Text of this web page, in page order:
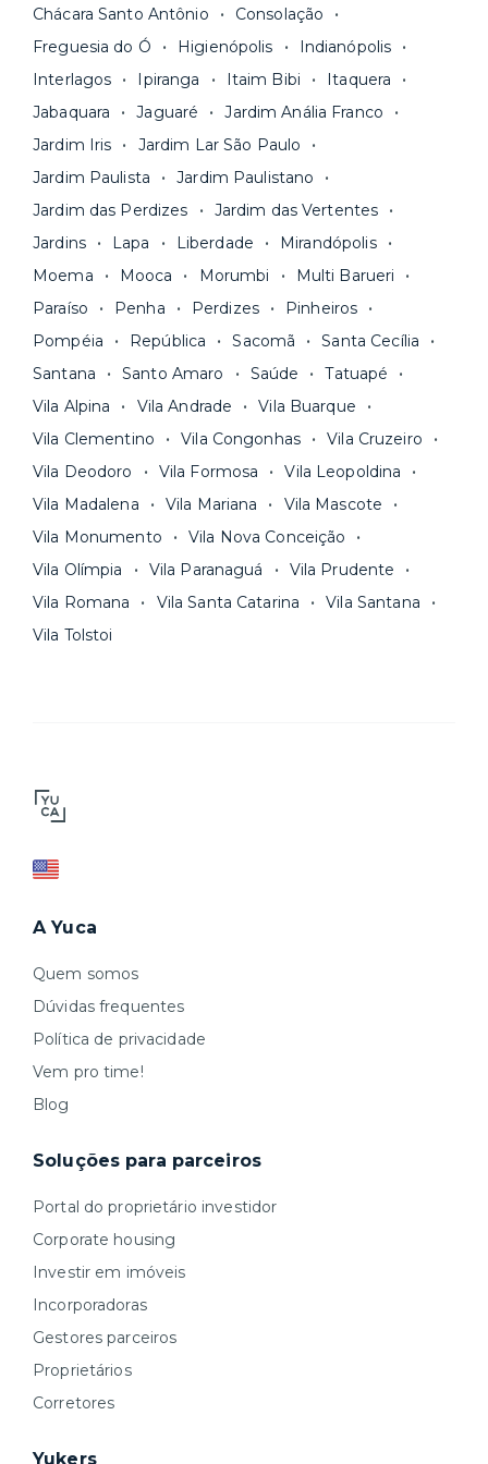
Os moradores ainda contam com a facilidade de
pagar todas as contas do mês junto com o
aluguel, em um boleto único. Quer ainda mais
praticidade? Escolha uma unidade com serviços
inclusos e solicite suporte e manutenção para a
nossa equipe via app.
Seja uma mala ou um caminhão de mudança: é
só levar as suas coisas e começar a morar.
ideal para o seu momento de vida na página das
A melhor parte é que todo oprocesso de
documentação pelo site da Yuca e assina o
contrato na tela do seu computador ou celular.
Simples, seguro e sem burocracia!
Chácara Santo Antônio
Consolação
Freguesia do Ó
Higienópolis
Indianópolis
Interlagos
Ipiranga Itaim Bibi
Itaquera
Jabaquara
Jaguaré
Jardim Anália Franco
Jardim Iris
Jardim Lar São Paulo
Jardim Paulista
Jardim Paulistano
Jardim das Perdizes
Jardim das Vertentes
Jardins
Lapa Liberdade
Mirandópolis
Moema
Mooca Morumbi
Multi Barueri
Paraíso
Penha Perdizes
Pinheiros
Pompéia
República Sacomã
Santa Cecília
Santana
Santo Amaro Saúde
Tatuapé
Vila Alpina
Vila Andrade
Vila Buarque
Vila Clementino
Vila Congonhas
Vila Cruzeiro
Vila Deodoro
Vila Formosa
Vila Leopoldina
Vila Madalena
Vila Mariana
Vila Mascote
Vila Monumento
Vila Nova Conceição
Vila Olímpia
Vila Paranaguá
Vila Prudente
Vila Romana
Vila Santa Catarina
Vila Santana
Vila Tolstoi
A Yuca
Quem somos
Dúvidas frequentes
Política de privacidade
Vem pro time!
Blog
Soluções para parceiros
Portal do proprietário investidor
Corporate housing
Investir em imóveis
Incorporadoras
Gestores parceiros
Proprietários
Corretores
Yukers